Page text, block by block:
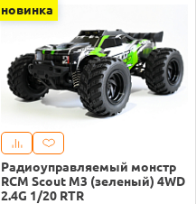
новинка
Радиоуправляемый монстр
RCM Scout M3 (зеленый) 4WD
2.4G 1/20 RTR